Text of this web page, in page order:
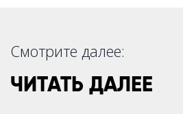
Смотрите далее:
ЧИТАТЬ ДАЛЕЕ